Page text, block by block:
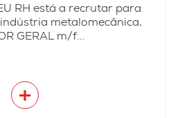
RH está a recrutar para
metalomecânica,
GERAL m/f...
+